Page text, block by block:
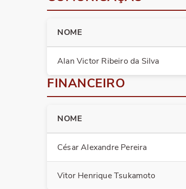
NOME
Alan Victor Ribeiro da Silva
FINANCEIRO
NOME
César Alexandre Pereira
Vitor Henrique Tsukamoto